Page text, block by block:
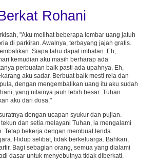
Rohani
"Aku melihat beberapa lembar uang jatuh
di parkiran. Awalnya, terbayang jajan gratis.
Siapa tahu dapat imbalan. Eh,
kemudian aku masih berharap ada
perbuatan baik pasti ada upahnya. Eh,
aku sadar. Berbuat baik mesti rela dan
dengan mengembalikan uang itu aku sudah
yang nilainya jauh lebih besar: Tuhan
aku dari dosa."
dengan ucapan syukur dan pujian.
dan setia melayani Tuhan, ia mengalami
Tetap bekerja dengan membuat tenda.
Hidup selibat, tidak berkeluarga. Bahkan,
Bagi sebagian orang, semua yang dialami
dasar untuk menyebutnya tidak diberkati.